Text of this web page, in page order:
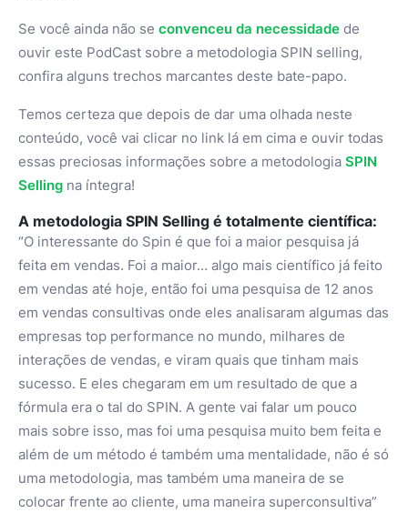
Se você ainda não se convenceu da necessidade de
ouvir este PodCast sobre a metodologia SPIN selling,
confira alguns trechos marcantes deste bate-papo.
Temos certeza que depois de dar uma olhada neste
conteúdo, você vai clicar no link lá em cima e ouvir todas
essas preciosas informações sobre a metodologia SPIN
Selling na íntegra!
A metodologia SPIN Selling é totalmente científica:
“O interessante do Spin é que foi a maior pesquisa já
feita em vendas. Foi a maior… algo mais científico já feito
em vendas até hoje, então foi uma pesquisa de 12 anos
em vendas consultivas onde eles analisaram algumas das
empresas top performance no mundo, milhares de
interações de vendas, e viram quais que tinham mais
sucesso. E eles chegaram em um resultado de que a
fórmula era o tal do SPIN. A gente vai falar um pouco
mais sobre isso, mas foi uma pesquisa muito bem feita e
além de um método é também uma mentalidade, não é só
uma metodologia, mas também uma maneira de se
colocar frente ao cliente, uma maneira superconsultiva”